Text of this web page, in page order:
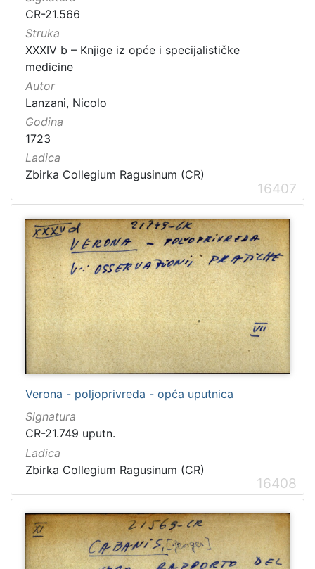
CR-21.566
Struka
XXXIV b – Knjige iz opće i specijalističke
medicine
Autor
Lanzani, Nicolo
Godina
1723
Ladica
Zbirka Collegium Ragusinum (CR)
16407
Verona - poljoprivreda - opća uputnica
Signatura
CR-21.749 uputn.
Ladica
Zbirka Collegium Ragusinum (CR)
16408